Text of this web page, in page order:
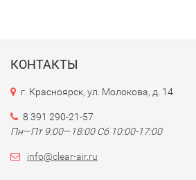
КОНТАКТЫ
г. Красноярск, ул. Молокова, д. 14
8 391 290-21-57
Пн—Пт 9:00—18:00 Сб 10:00-17:00
info@clear-air.ru